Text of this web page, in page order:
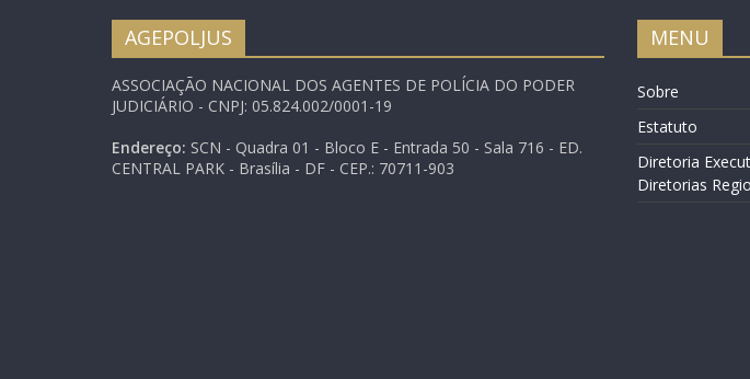
AGEPOLJUS
ASSOCIAÇÃO NACIONAL DOS AGENTES DE POLÍCIA DO PODER
JUDICIÁRIO - CNPJ: 05.824.002/0001-19
Endereço: SCN - Quadra 01 - Bloco E - Entrada 50 - Sala 716 - ED.
CENTRAL PARK - Brasília - DF - CEP.: 70711-903
MENU
Sobre
Estatuto
Diretoria
Diretorias